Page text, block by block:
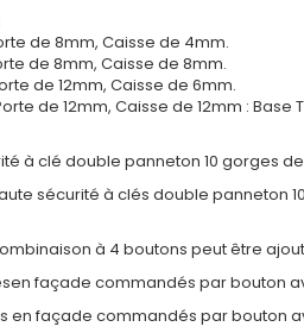
de 8mm, Caisse de 4mm.
de 8mm, Caisse de 8mm.
de 12mm, Caisse de 6mm.
de 12mm, Caisse de 12mm : Base
à clé double panneton 10 gorges
sécurité à clés double panneton
combinaison à 4 boutons peut être
façade commandés par
en façade commandés par